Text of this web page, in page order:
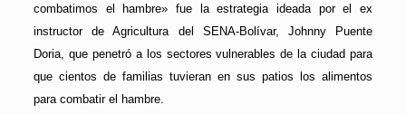
combatimos el hambre» fue la estrategia ideada por el ex
instructor de Agricultura del SENA-Bolívar, Johnny Puente
Doria, que penetró a los sectores vulnerables de la ciudad para
que cientos de familias tuvieran en sus patios los alimentos
para combatir el hambre.